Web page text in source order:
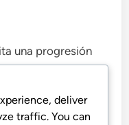
una progresión
intensivos
fuerza sin
deliver
traffic. You can